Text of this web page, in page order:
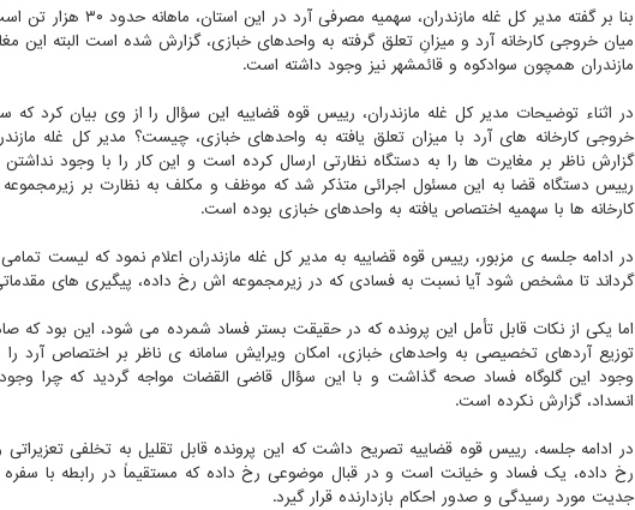
میان خروجی کارخانه آرد و میزانِ تعلق گرفته به واحدهای خبازی، گزارش شده است البته این
مازندران همچون سوادکوه و قائمشهر نیز وجود داشته است.
در اثناء توضیحات مدیر کل غله مازندران، رییس قوه قضاییه این سؤال را از وی بیان کرد که
خروجی کارخانه های آرد با میزان تعلق یافته به واحدهای خبازی، چیست؟ مدیر کل غله
گزارش ناظر بر مغایرت ها را به دستگاه نظارتی ارسال کرده است و این کار را با وجود
رییس دستگاه قضا به این مسئول اجرائی متذکر شد که موظف و مکلف به نظارت بر
کارخانه ها با سهمیه اختصاص یافته به واحدهای خبازی بوده است.
در ادامه جلسه ی مزبور، رییس قوه قضاییه به مدیر کل غله مازندران اعلام نمود که لیست
گرداند تا مشخص شود آیا نسبت به فسادی که در زیرمجموعه اش رخ داده، پیگیری های
اما یکی از نکات قابل تأمل این پرونده که در حقیقت بستر فساد شمرده می شود، این بود
توزیع آردهای تخصیصی به واحدهای خبازی، امکان ویرایش سامانه ی ناظر بر اختصاص آرد را
وجود این گلوگاه فساد صحه گذاشت و با این سؤال قاضی القضات مواجه گردید که چرا
انسداد، گزارش نکرده است.
در ادامه جلسه، رییس قوه قضاییه تصریح داشت که این پرونده قابل تقلیل به تخلفی
رخ داده، یک فساد و خیانت است و در قبال موضوعی رخ داده که مستقیماً در رابطه با
جدیت مورد رسیدگی و صدور احکام بازدارنده قرار گیرد.